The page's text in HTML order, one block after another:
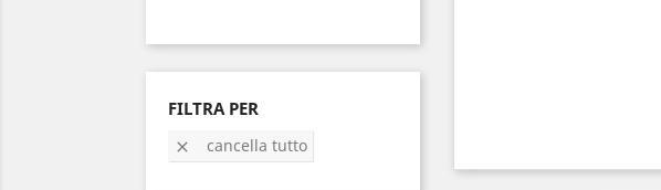
FILTRA PER
 cancella tutto